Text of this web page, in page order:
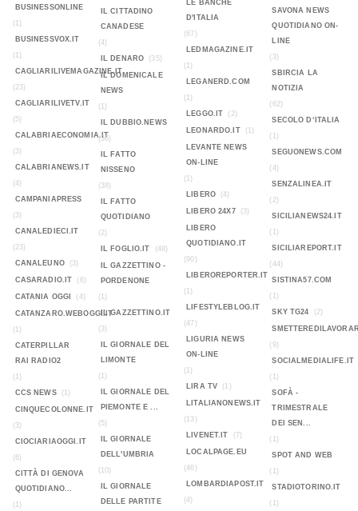
BUSINESSONLINE
(1)
BUSINESSVOX.IT
(1)
CAGLIARILIVEMAGAZINE.IT
(23)
CAGLIARILIVETV.IT
(5)
CALABRIAECONOMIA.IT
(3)
CALABRIANEWS.IT
(4)
CAMPANIAPRESS
(3)
CANALEDIECI.IT
(23)
CANALEUNO
(3)
CASARADIO.IT (6)
CATANIA OGGI (4)
CATANZARO.WEBOGGI.IT
(1)
CATERPILLAR
RAI RADIO2
(1)
CCS NEWS
(1)
CINQUECOLONNE.IT
(3)
CIOCIARIAOGGI.IT
(6)
CITTÀ DI GENOVA
QUOTIDIANO...
(1)
IL CITTADINO
CANADESE
(4)
IL DENARO
(35)
IL DOMENICALE
NEWS
(1)
IL DUBBIO.NEWS
(36)
IL FATTO
NISSENO
(38)
IL FATTO
QUOTIDIANO
(2)
IL FOGLIO.IT
(48)
IL GAZZETTINO -
PORDENONE
(1)
IL GAZZETTINO.IT
(3)
IL GIORNALE DEL
LIMONTE
(1)
IL GIORNALE DEL
PIEMONTE E ...
(5)
IL GIORNALE
DELL'UMBRIA
(10)
IL GIORNALE
DELLE PARTITE
LE BANCHE
D'ITALIA
(67)
LEDMAGAZINE.IT
(1)
LEGANERD.COM
(1)
LEGGO.IT
(2)
LEONARDO.IT (1)
LEVANTE NEWS
ON-LINE
(1)
LIBERO
(4)
LIBERO 24X7 (3)
LIBERO
QUOTIDIANO.IT
(90)
LIBEROREPORTER.IT
(1)
LIFESTYLEBLOG.IT
(47)
LIGURIA NEWS
ON-LINE
(1)
LIRA TV
(1)
LITALIANONEWS.IT
(13)
LIVENET.IT
(7)
LOCALPAGE.EU
(46)
LOMBARDIAPOST.IT
(4)
SAVONA NEWS
QUOTIDIANO ON-
LINE
(3)
SBIRCIA LA
NOTIZIA
(62)
SECOLO D‘ITALIA
(1)
SEGUONEWS.COM
(4)
SENZALINEA.IT
(2)
SICILIANEWS24.IT
(1)
SICILIAREPORT.IT
(44)
SISTINA57.COM
(1)
SKY TG24
(2)
(9)
SOCIALMEDIALIFE.IT
(1)
SOFÀ -
TRIMESTRALE
DEI SEN...
(1)
SPOT AND WEB
(1)
STADIOTORINO.IT
(1)